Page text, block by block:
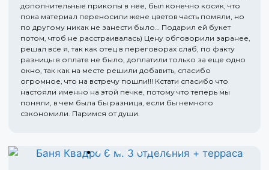
дополнительные приколы в нее, был конечно косяк, что
пока материал переносили жене цветов часть помяли, но
по другому никак не занести было… Подарил ей букет
потом, чтоб не расстраивалась) Цену обговорили заранее,
решал все я, так как отец в переговорах слаб, по факту
разницы в оплате не было, доплатили только за еще одно
окно, так как на месте решили добавить, спасибо
огромное, что на встречу пошли!!! Кстати спасибо что
настояли именно на этой печке, потому что теперь мы
поняли, в чем была бы разница, если бы немного
сэкономили. Паримся от души.